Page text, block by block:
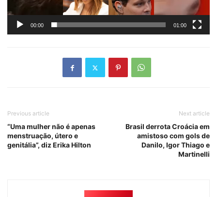
00:00 01:00
Previous article
“Uma mulher não é apenas
menstruação, útero e
genitália”, diz Erika Hilton
Next article
Brasil derrota Croácia em
amistoso com gols de
Danilo, Igor Thiago e
Martinelli